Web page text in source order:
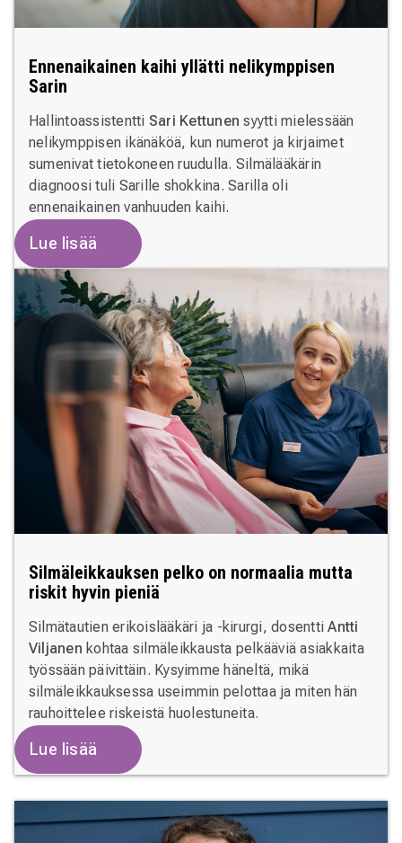
Ennenaikainen kaihi yllätti nelikymppisen
Sarin
Hallintoassistentti Sari Kettunen syytti mielessään
nelikymppisen ikänäköä, kun numerot ja kirjaimet
sumenivat tietokoneen ruudulla. Silmälääkärin
diagnoosi tuli Sarille shokkina. Sarilla oli
ennenaikainen vanhuuden kaihi.
Lue lisää
Silmäleikkauksen pelko on normaalia mutta
riskit hyvin pieniä
Silmätautien erikoislääkäri ja -kirurgi, dosenttiAntti
Viljanen kohtaa silmäleikkausta pelkääviä asiakkaita
työssään päivittäin. Kysyimme häneltä, mikä
silmäleikkauksessa useimmin pelottaa ja miten hän
rauhoittelee riskeistä huolestuneita.
Lue lisää